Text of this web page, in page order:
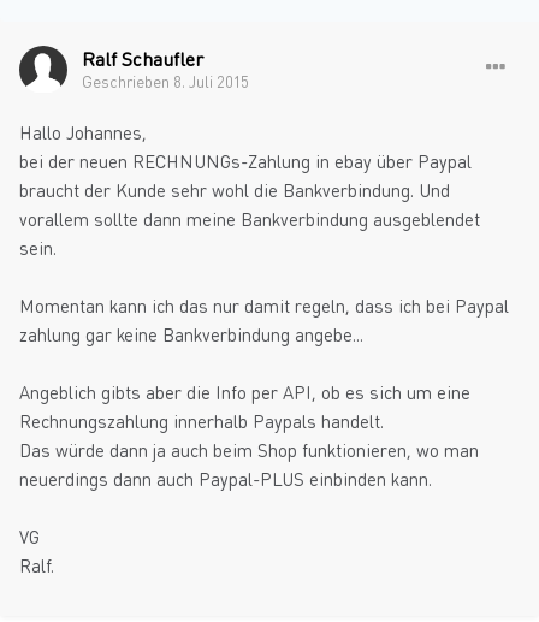
Ralf Schaufler
Geschrieben 8. Juli 2015
Hallo Johannes,
bei der neuen RECHNUNGs-Zahlung in ebay über Paypal
braucht der Kunde sehr wohl die Bankverbindung. Und
vorallem sollte dann meine Bankverbindung ausgeblendet
sein.
Momentan kann ich das nur damit regeln, dass ich bei Paypal
zahlung gar keine Bankverbindung angebe...
Angeblich gibts aber die Info per API, ob es sich um eine
Rechnungszahlung innerhalb Paypals handelt.
Das würde dann ja auch beim Shop funktionieren, wo man
neuerdings dann auch Paypal-PLUS einbinden kann.
VG
Ralf.